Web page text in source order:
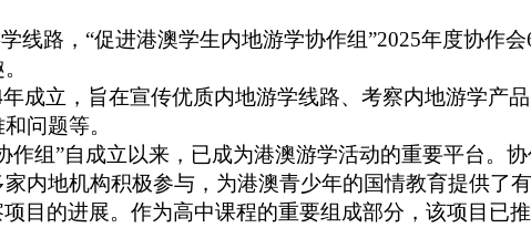
线路，“促进港澳学生内地游学协作组”2025年度协作
成立，旨在宣传优质内地游学线路、考察内地游学产
问题等。
组”自成立以来，已成为港澳游学活动的重要平台。
内地机构积极参与，为港澳青少年的国情教育提供了有
目的进展。作为高中课程的重要组成部分，该项目已